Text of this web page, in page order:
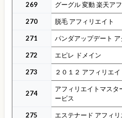
269 グーグル 変動 楽天ア
270 脱毛 アフィリエイト
271 パンダアップデート
272 エピレ ドメイン
273 ２０１２ アフィリエイ
274
アフィリエイトマスタ
ービス
275 エステナード アフィリ